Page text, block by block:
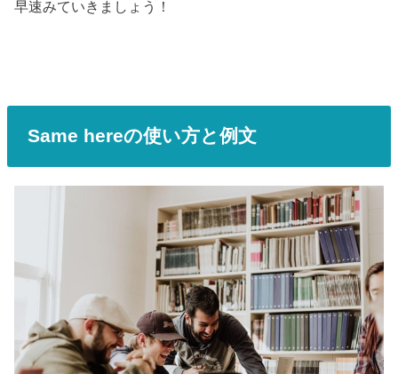
早速みていきましょう！
Same hereの使い方と例文